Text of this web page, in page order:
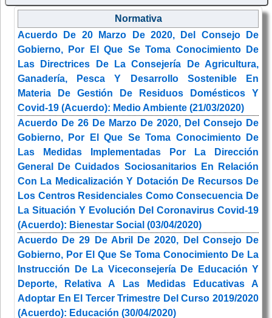
Normativa
Acuerdo De 20 Marzo De 2020, Del Consejo De
Gobierno, Por El Que Se Toma Conocimiento De
Las Directrices De La Consejería De Agricultura,
Ganadería, Pesca Y Desarrollo Sostenible En
Materia De Gestión De Residuos Domésticos Y
Covid-19 (Acuerdo): Medio Ambiente (21/03/2020)
Acuerdo De 26 De Marzo De 2020, Del Consejo De
Gobierno, Por El Que Se Toma Conocimiento De
Las Medidas Implementadas Por La Dirección
General De Cuidados Sociosanitarios En Relación
Con La Medicalización Y Dotación De Recursos De
Los Centros Residenciales Como Consecuencia De
La Situación Y Evolución Del Coronavirus Covid-19
(Acuerdo): Bienestar Social (03/04/2020)
Acuerdo De 29 De Abril De 2020, Del Consejo De
Gobierno, Por El Que Se Toma Conocimiento De La
Instrucción De La Viceconsejería De Educación Y
Deporte, Relativa A Las Medidas Educativas A
Adoptar En El Tercer Trimestre Del Curso 2019/2020
(Acuerdo): Educación (30/04/2020)